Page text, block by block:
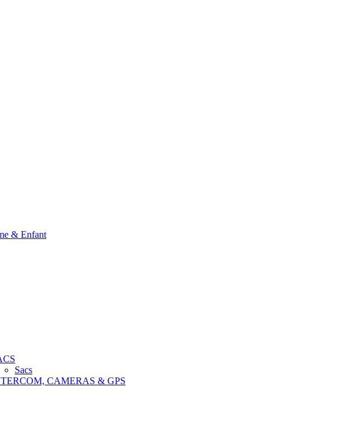
& Enfant
Sacs
CAMERAS & GPS